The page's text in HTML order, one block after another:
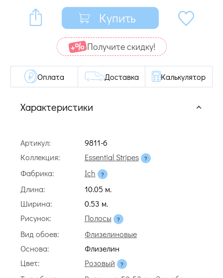
Купить
Получите cкидку!
Характеристики
Артикул:
9811-6
Коллекция:
Essential Stripes
Фабрика:
Ich
Длина:
10.05 м.
Ширина:
0.53 м.
Рисунок:
Полосы
Вид обоев:
Флизелиновые
Основа:
Флизелин
Цвет:
Розовый
Оплата Доставка Калькулятор